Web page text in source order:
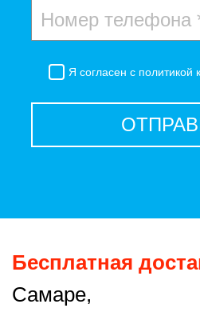
Я согласен с политикой
Бесплатная
Самаре,